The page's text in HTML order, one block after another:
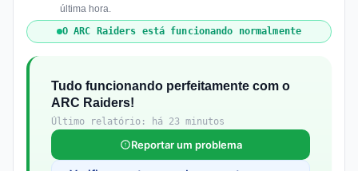
última hora.
O ARC Raiders está funcionando normalmente
Tudo funcionando perfeitamente com o
ARC Raiders!
Último relatório: há 23 minutos
Reportar um problema